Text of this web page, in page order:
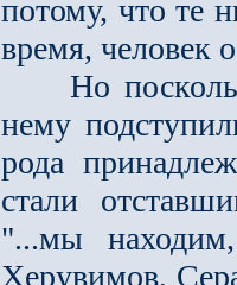
потому, что те
время, человек
Но
нему
рода
стали
"...мы
Херувимов,